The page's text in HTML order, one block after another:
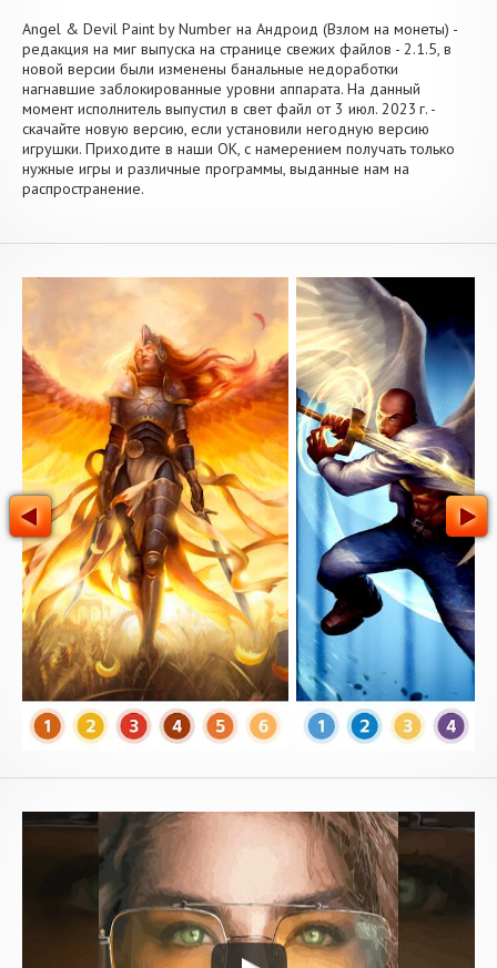
Angel & Devil Paint by Number на Андроид (Взлом на монеты) -
редакция на миг выпуска на странице свежих файлов - 2.1.5, в
новой версии были изменены банальные недоработки
нагнавшие заблокированные уровни аппарата. На данный
момент исполнитель выпустил в свет файл от 3 июл. 2023 г. -
скачайте новую версию, если установили негодную версию
игрушки. Приходите в наши OK, с намерением получать только
нужные игры и различные программы, выданные нам на
распространение.